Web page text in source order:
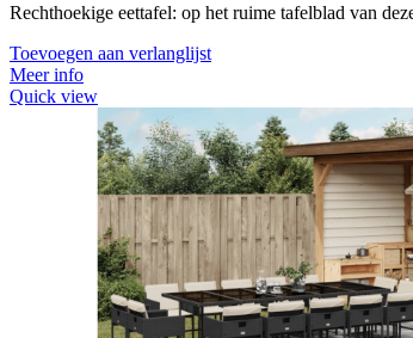
Rechthoekige eettafel: op het ruime tafelblad van
Toevoegen aan verlanglijst
Meer info
Quick view